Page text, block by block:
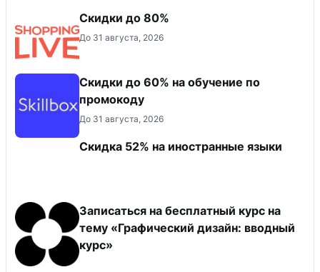
Скидки до 80%
До 31 августа, 2026
Скидки до 60% на обучение по
промокоду
До 31 августа, 2026
Скидка 52% на иностранные языки
Записаться на бесплатный курс на
тему «Графический дизайн: вводный
курс»